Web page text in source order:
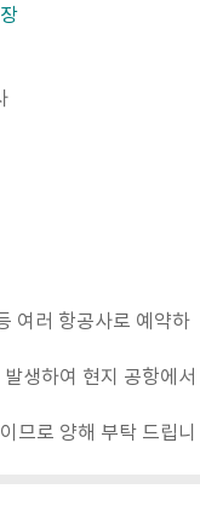
여러 항공사로 예약하
생하여 현지 공항에서
므로 양해 부탁 드립니